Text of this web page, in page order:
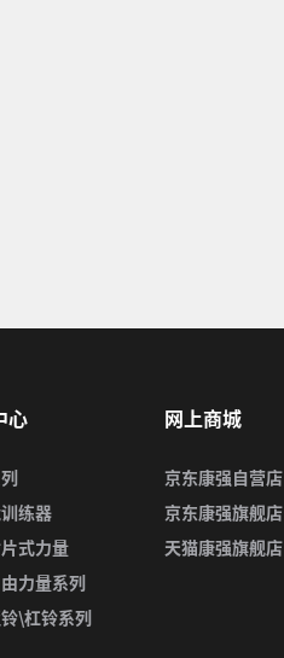
心
练器
式力量
力量系列
\杠铃系列
网上商城
京东康强自营店
京东康强旗舰店
天猫康强旗舰店